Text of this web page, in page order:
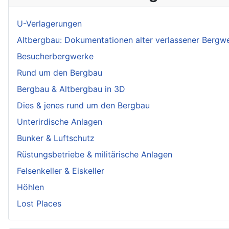
U-Verlagerungen
Altbergbau: Dokumentationen alter verlassener
Besucherbergwerke
Rund um den Bergbau
Bergbau & Altbergbau in 3D
Dies & jenes rund um den Bergbau
Unterirdische Anlagen
Bunker & Luftschutz
Rüstungsbetriebe & militärische Anlagen
Felsenkeller & Eiskeller
Höhlen
Lost Places